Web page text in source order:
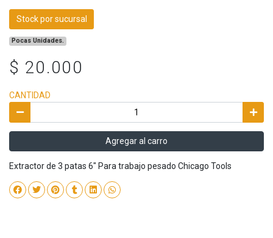
Stock por sucursal
Pocas Unidades.
$ 20.000
CANTIDAD
Agregar al carro
Extractor de 3 patas 6″ Para trabajo pesado Chicago Tools